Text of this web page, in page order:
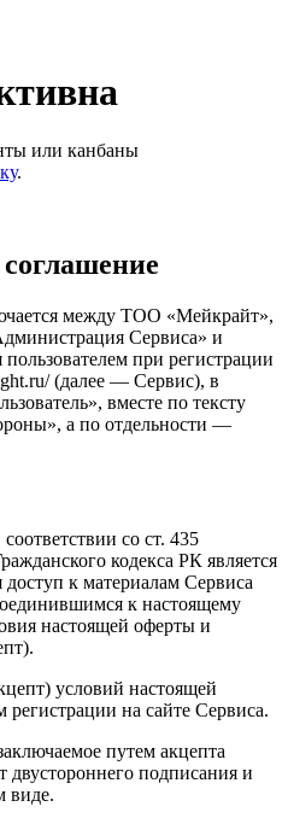
или канбаны
.
между ТОО «Мейкрайт»,
Сервиса» и
при регистрации
(далее — Сервис), в
вместе по тексту
а по отдельности —
со ст. 435
кодекса РК является
к материалам Сервиса
к настоящему
настоящей оферты и
условий настоящей
регистрации на сайте Сервиса.
путем акцепта
двустороннего подписания и
виде.